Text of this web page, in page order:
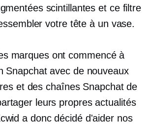
scintillantes et ce filtre
votre tête à un vase.
marques ont commencé à
Snapchat avec de nouveaux
et des chaînes Snapchat de
leurs propres actualités
a donc décidé d'aider nos